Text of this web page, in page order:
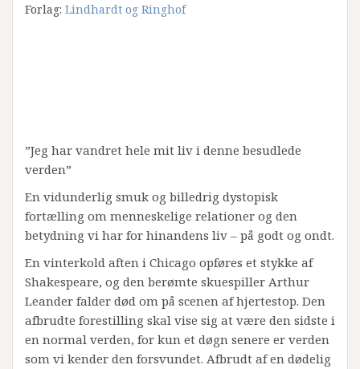
Forlag: Lindhardt og Ringhof
”Jeg har vandret hele mit liv i denne besudlede
verden”
En vidunderlig smuk og billedrig dystopisk
fortælling om menneskelige relationer og den
betydning vi har for hinandens liv – på godt og ondt.
En vinterkold aften i Chicago opføres et stykke af
Shakespeare, og den berømte skuespiller Arthur
Leander falder død om på scenen af hjertestop. Den
afbrudte forestilling skal vise sig at være den sidste i
en normal verden, for kun et døgn senere er verden
som vi kender den forsvundet. Afbrudt af en dødelig